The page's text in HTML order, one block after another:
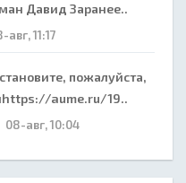
Давид Заранее..
авг, 11:17
пожалуйста,
aume.ru/19..
08-авг, 10:04